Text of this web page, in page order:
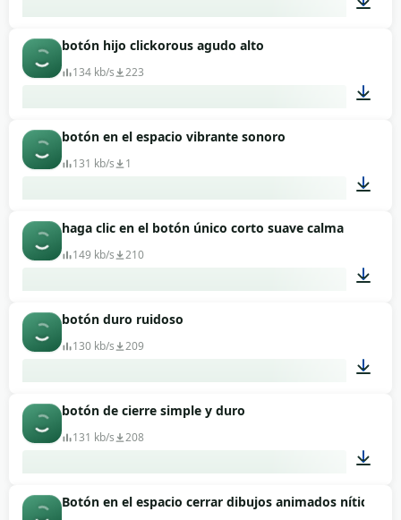
botón hijo clickorous agudo alto
134 kb/s 223
botón en el espacio vibrante sonoro
131 kb/s 1
00:01
haga clic en el botón único corto suave calma
149 kb/s 210
botón duro ruidoso
130 kb/s 209
botón de cierre simple y duro
131 kb/s 208
00:01
Botón en el espacio cerrar dibujos animados nítidos